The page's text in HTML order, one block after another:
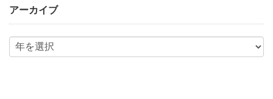
アーカイブ